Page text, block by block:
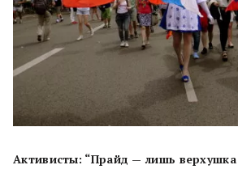
Активисты: “Прайд — лишь верхушка